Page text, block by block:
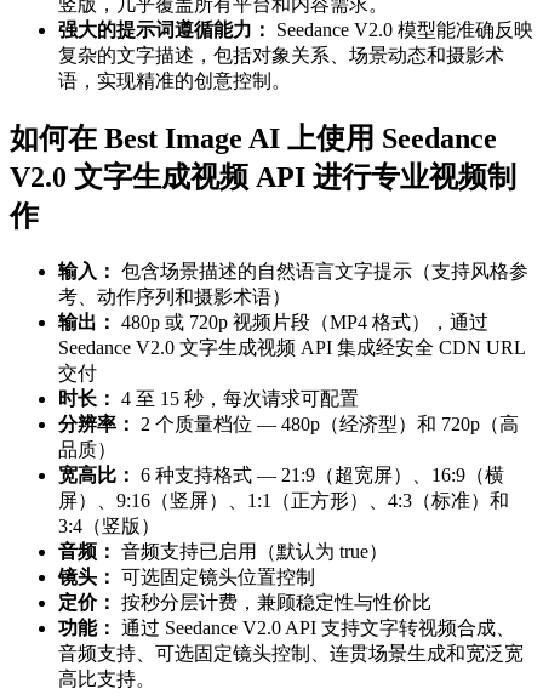
竖版，几乎覆盖所有平台和内容需求。
强大的提示词遵循能力：
Seedance V2.0 模型能准确反映
复杂的文字描述，包括对象关系、场景动态和摄影术
语，实现精准的创意控制。
如何在 Best Image AI 上使用 Seedance
V2.0 文字生成视频 API 进行专业视频制
作
输入： 包含场景描述的自然语言文字提示（支持风格参
考、动作序列和摄影术语）
输出： 480p 或 720p 视频片段（MP4 格式），通过
Seedance V2.0 文字生成视频 API 集成经安全 CDN URL
交付
时长： 4 至 15 秒，每次请求可配置
分辨率：
2 个质量档位 — 480p（经济型）和 720p（高
品质）
宽高比： 6 种支持格式 — 21:9（超宽屏）、16:9（横
屏）、9:16（竖屏）、1:1（正方形）、4:3（标准）和
3:4（竖版）
音频： 音频支持已启用（默认为 true）
镜头： 可选固定镜头位置控制
定价： 按秒分层计费，兼顾稳定性与性价比
功能： 通过 Seedance V2.0 API 支持文字转视频合成、
音频支持、可选固定镜头控制、连贯场景生成和宽泛宽
高比支持。